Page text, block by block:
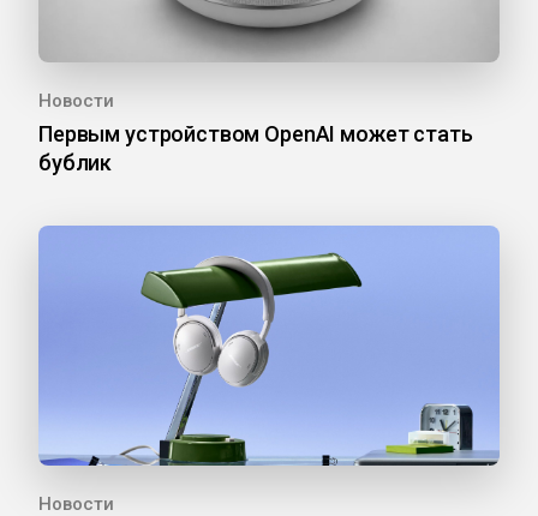
Новости
Первым устройством OpenAI может стать
бублик
Новости